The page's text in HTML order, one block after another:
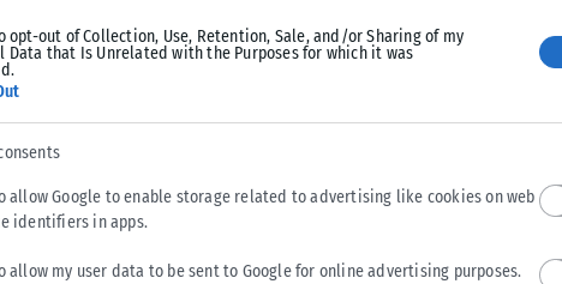
opt-out of Collection, Use, Retention, Sale, and/or Sharing of my
Data that Is Unrelated with the Purposes for which it was
allow Google to enable storage related to advertising like cookies on web
identifiers in apps.
allow my user data to be sent to Google for online advertising purposes.